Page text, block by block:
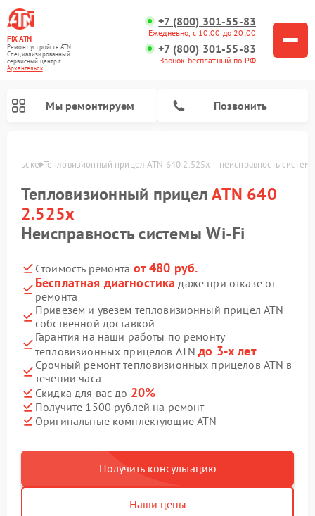
FIX-ATN
Ремонт устройств ATN
Специализированный
cервисный центр г.
Архангельск
+7 (800) 301-55-83
Ежедневно, с 10:00 до 20:00
+7 (800) 301-55-83
Звонок бесплатный по РФ
Мы ремонтируем Позвонить
Тепловизионный прицел ATN 640 2.525x    неисправность
Тепловизионный прицелATN 640
2.525x
Неисправность системы Wi-Fi
Стоимость ремонта от 480 руб.
Бесплатная диагностика даже при отказе от
ремонта
Привезем и увезем тепловизионный прицел ATN
собственной доставкой
Гарантия на наши работы по ремонту
тепловизионных прицелов ATNдо 3-х лет
Срочный ремонт тепловизионных прицелов ATN в
течении часа
Скидка для вас до 20%
Получите 1500 рублей на ремонт
Оригинальные комплектующие ATN
Получить консультацию
Наши цены